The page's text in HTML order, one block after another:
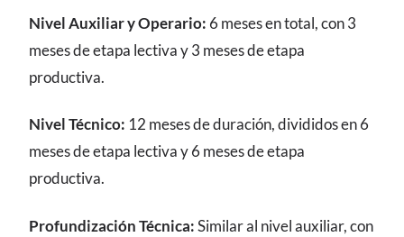
Nivel Auxiliar y Operario: 6 meses en total, con 3
meses de etapa lectiva y 3 meses de etapa
productiva.
Nivel Técnico: 12 meses de duración, divididos en 6
meses de etapa lectiva y 6 meses de etapa
productiva.
Profundización Técnica:Similar al nivel auxiliar, con